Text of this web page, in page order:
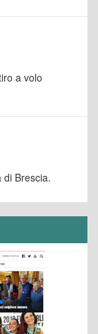
a volo
Brescia.